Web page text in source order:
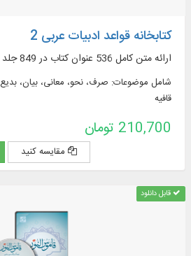
کتابخانه قواعد ادبیات عربی 2
ارائه متن کامل 536 عنوان کتاب در 849 جلد به زبان عربی و فارسی،
شامل موضوعات: صرف، نحو، معانی، بیان،
قافیه
210,700 تومان
مقایسه کنید
قابل دانلود